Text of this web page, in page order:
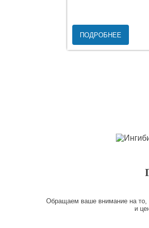
ПОДРОБНЕЕ
Обращаем ваше внимание на то,
и